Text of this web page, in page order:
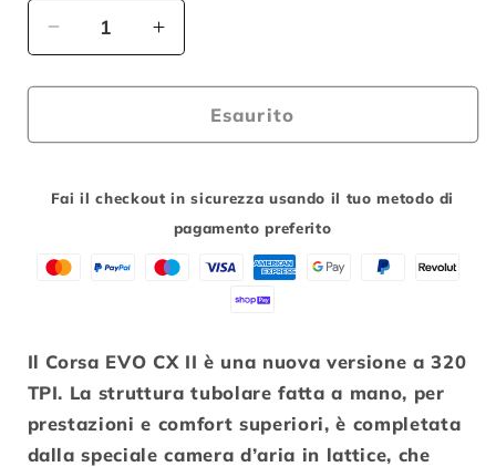
Diminuisci
quantità
per
TUBOLARE
II
COLORE
Aumenta
quantità
per
VITTORIA
TUBOLARE
II
28
COLORE
Esaurito
Fai il checkout in sicurezza usando il tuo metodo di
pagamento preferito
Il Corsa EVO CX II è una nuova versione a 320
TPI. La struttura tubolare fatta a mano, per
prestazioni e comfort superiori, è completata
dalla speciale camera d’aria in lattice, che